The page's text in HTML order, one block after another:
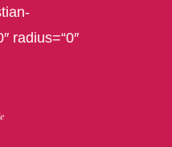
radius=“0″